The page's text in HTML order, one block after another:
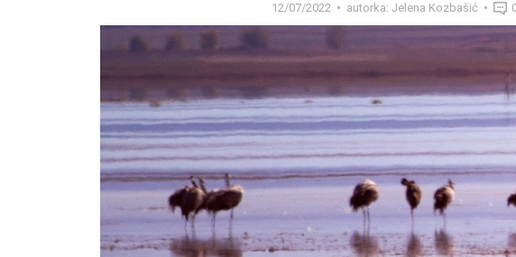
12/07/2022 autorka: Jelena Kozbašić 0